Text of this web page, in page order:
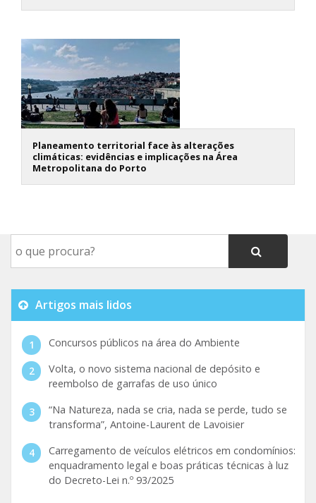
Planeamento territorial face às alterações
climáticas: evidências e implicações na Área
Metropolitana do Porto
Artigos mais lidos
Concursos públicos na área do Ambiente
Volta, o novo sistema nacional de depósito e
reembolso de garrafas de uso único
“Na Natureza, nada se cria, nada se perde, tudo se
transforma”, Antoine-Laurent de Lavoisier
Carregamento de veículos elétricos em condomínios:
enquadramento legal e boas práticas técnicas à luz
do Decreto-Lei n.º 93/2025